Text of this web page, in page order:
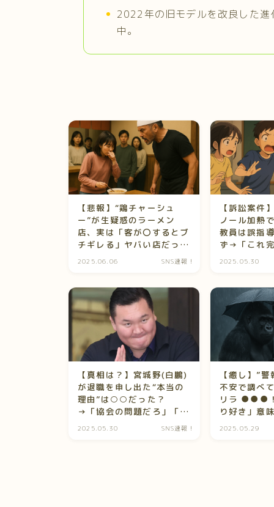
2022年の旧モデルを改良した
中。
【悲報】“鶏チャーシュ
ー”が生疑惑のラーメン
店、実は「客が〇するとブ
チギレる」ヤバい店だった
件ｗ
2025.06.06 SNS速報！
【訴訟案件
ノール加熱
教員は誤指
ず→「これ
ろ」と大炎
2025.05.30
【真相は？】宮城野(白鵬)
が退職を申し出た“本当の
理由”は○○だった？
→「協会の問題だろ」「功
労者に何してんだ」
2025.05.30 SNS速報！
【癒し】”
不安で調べ
リラ ●●●
り好き」意
ばっかで草
2025.05.29